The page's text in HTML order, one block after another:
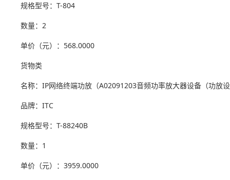
规格型号：T-804
数量：2
单价（元）：568.0000
货物类
名称：IP网络终端功放（A02091203音频功率放大器设备（功放
品牌：ITC
规格型号：T-88240B
数量：1
单价（元）：3959.0000